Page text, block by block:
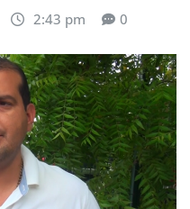
2:43 pm 0